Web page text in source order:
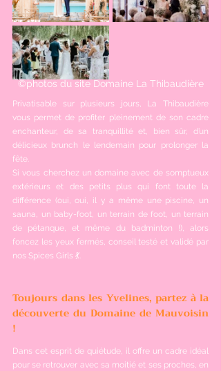
©photos du site Domaine La Thibaudière
Privatisable sur plusieurs jours, La Thibaudière
vous permet de profiter pleinement de son cadre
enchanteur, de sa tranquillité et, bien sûr, d’un
délicieux brunch le lendemain pour prolonger la
fête.
Si vous cherchez un domaine avec de somptueux
extérieurs et des petits plus qui font toute la
différence (oui, oui, il y a même une piscine, un
sauna, un baby-foot, un terrain de foot, un terrain
de pétanque, et même du badminton !), alors
foncez les yeux fermés, conseil testé et validé par
nos Spices Girls 💃.
Toujours dans les Yvelines, partez à la
découverte du Domaine de Mauvoisin
!
Dans cet esprit de quiétude, il offre un cadre idéal
pour se retrouver avec sa moitié et ses proches, en